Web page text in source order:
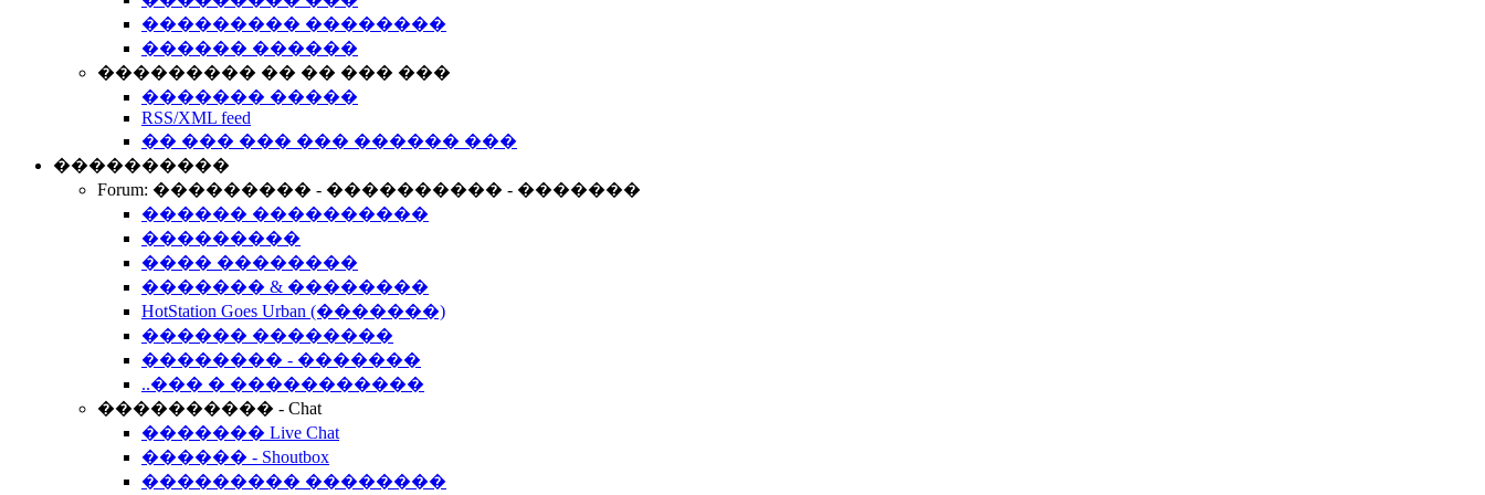
��������� ��������
������ ������
��������� �� �� ��� ���
������� �����
RSS/XML feed
�� ��� ��� ��� ������ ���
����������
Forum: ��������� - ���������� - �������
������ ����������
���������
���� ��������
������� & ��������
HotStation Goes Urban (�������)
������ ��������
�������� - �������
..��� � �����������
���������� - Chat
������� Live Chat
������ - Shoutbox
��������� ��������